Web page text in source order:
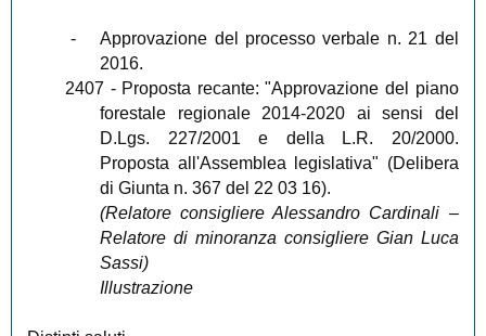
-
Approvazione del processo verbale n. 21 del
2016.
2407 - Proposta recante: "Approvazione del piano
forestale regionale 2014-2020 ai sensi del
D.Lgs. 227/2001 e della L.R. 20/2000.
Proposta all'Assemblea legislativa" (Delibera
di Giunta n. 367 del 22 03 16).
(Relatore consigliere Alessandro Cardinali –
Relatore di minoranza consigliere Gian Luca
Sassi)
Illustrazione